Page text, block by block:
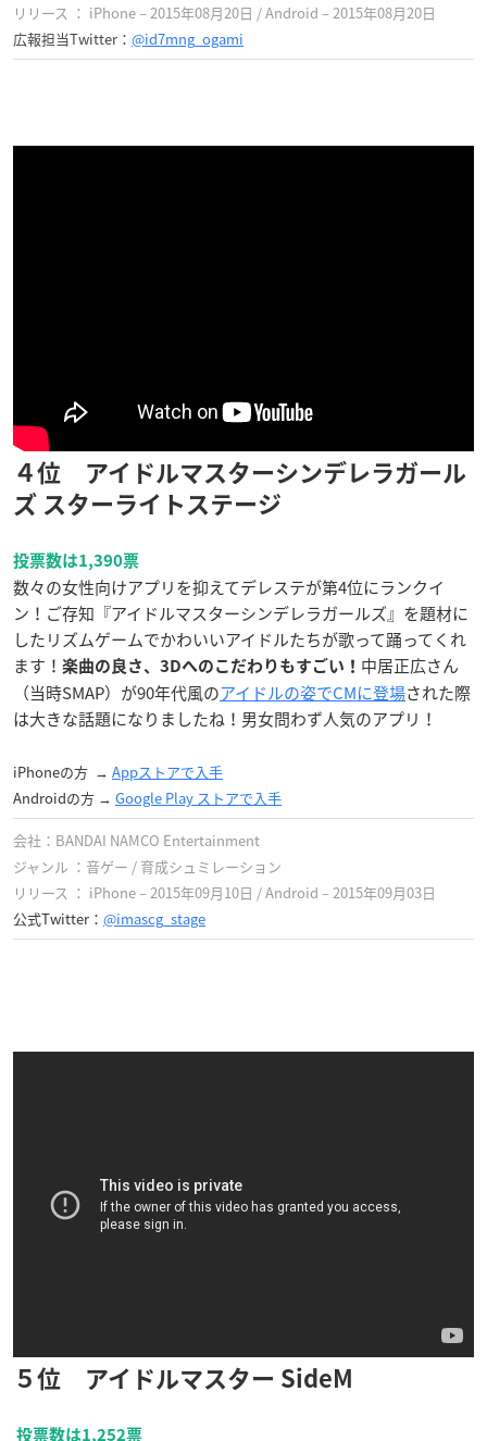
リリース ： iPhone – 2015年08月20日 / Android – 2015年08月20日
広報担当Twitter： @id7mng_ogami
４位 アイドルマスターシンデレラガール
ズ スターライトステージ
投票数は1,390票
数々の女性向けアプリを抑えてデレステが第4位にランクイ
ン！ご存知『アイドルマスターシンデレラガールズ』を題材に
したリズムゲームでかわいいアイドルたちが歌って踊ってくれ
ます！ 楽曲の良さ、3Dへのこだわりもすごい！ 中居正広さん
（当時SMAP）が90年代風のアイドルの姿でCMに登場された際
は大きな話題になりましたね！男女問わず人気のアプリ！
iPhoneの方 → Appストアで入手
Androidの方 → Google Play ストア‎で入手
会社：BANDAI NAMCO Entertainment
ジャンル ：音ゲー / 育成シュミレーション
リリース ： iPhone – 2015年09月10日 / Android – 2015年09月03日
公式Twitter： @imascg_stage
５位 アイドルマスター SideM
投票数は1,252票